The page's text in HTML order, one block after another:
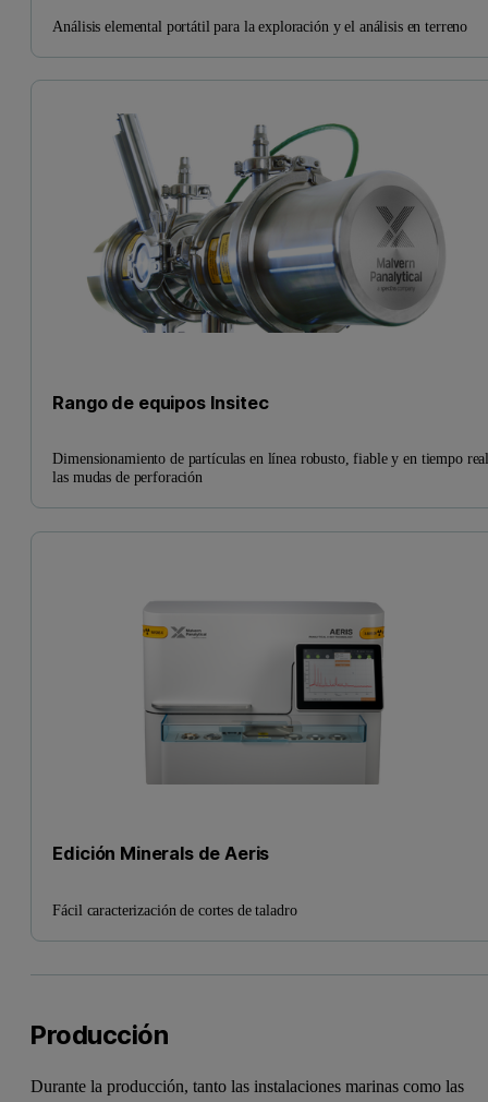
Análisis elemental portátil para la exploración y el análisis en terreno
Rango de equipos Insitec
Dimensionamiento de partículas en línea robusto, fiable y en tiempo
las mudas de perforación
Edición Minerals de Aeris
Fácil caracterización de cortes de taladro
Producción
Durante la producción, tanto las instalaciones marinas como las